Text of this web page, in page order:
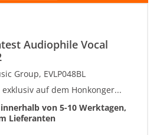
Audiophile Vocal
Group, EVLP048BL
auf dem Honkonger...
von 5-10 Werktagen,
Lieferanten